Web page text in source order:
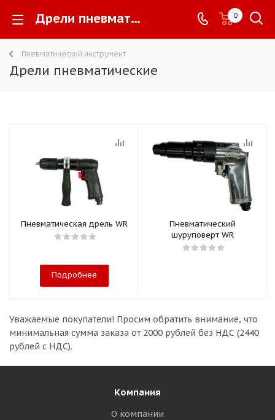
Дрели пневматические - 0
Пневматический инструмент
Дрели пневматические
Пневматическая дрель WR
Подробнее
Пневматический
шуруповерт WR
Уважаемые покупатели! Просим обратить внимание, что
минимальная сумма заказа от 2000 рублей без НДС (2440
рублей с НДС).
Компания
О компании